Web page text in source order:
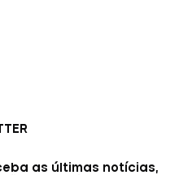
as últimas notícias,